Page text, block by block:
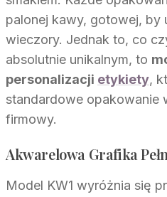
palonej kawy, gotowej, by
wieczory. Jednak to, co
absolutnie unikalnym, to
personalizacji etykiety,
standardowe opakowanie
firmowy.
Akwarelowa Grafika
Model KW1 wyróżnia się